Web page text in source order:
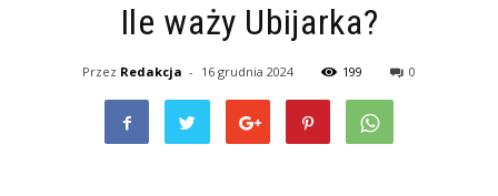
Ile waży Ubijarka?
Przez Redakcja - 16 grudnia 2024 199 0